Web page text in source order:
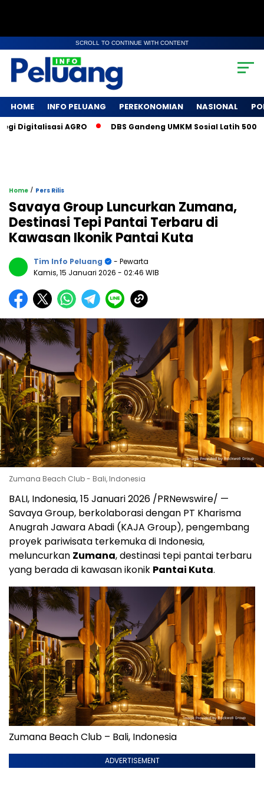
SCROLL TO CONTINUE WITH CONTENT
HOME INFO PELUANG PEREKONOMIAN NASIONAL
AGRO DBS Gandeng UMKM Sosial Latih 500
Home / Pers Rilis
Savaya Group Luncurkan Zumana,
Destinasi Tepi Pantai Terbaru di
Kawasan Ikonik Pantai Kuta
Tim Info Peluang
- Pewarta
Kamis, 15 Januari 2026 - 02:46 WIB
Zumana Beach Club - Bali, Indonesia
BALI, Indonesia, 15 Januari 2026 /PRNewswire/ —
Savaya Group, berkolaborasi dengan PT Kharisma
Anugrah Jawara Abadi (KAJA Group), pengembang
proyek pariwisata terkemuka di Indonesia,
meluncurkan Zumana, destinasi tepi pantai terbaru
yang berada di kawasan ikonik Pantai Kuta.
Zumana Beach Club – Bali, Indonesia
ADVERTISEMENT